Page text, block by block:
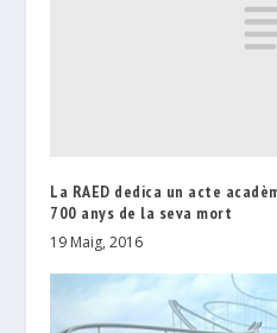
La RAED dedica un acte
700 anys de la seva mort
19 Maig, 2016